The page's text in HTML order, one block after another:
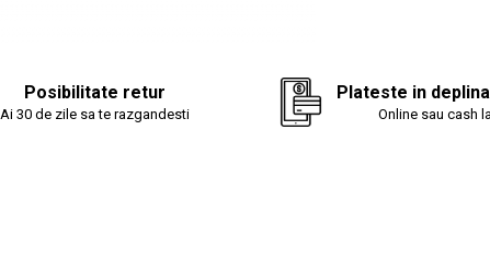
Susținere
vertebrală în
Posibilitate retur
Ai 30 de zile sa te razgandesti
Plateste in
Online sau cash